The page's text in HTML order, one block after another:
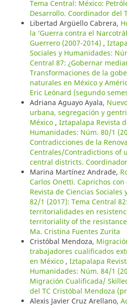
Tema Central: México:
Desarrollo. Coordinador del
Libertad Argüello Cabrera,
la ‘Guerra contra el
Guerrero (2007-2014) ,
Sociales y Humanidades:
Central 87: ¿Gobernar
Transformaciones de la
naturales en México y
Eric Leónard (segundo
Adriana Aguayo Ayala,
urbana, segregación y
México , Iztapalapa Revista
Humanidades: Núm. 80/1
Contradicciones de la
Centrales/Contradictions of
central districts.
Marina Martínez Andrade,
Carlos Onetti. Caprichos con
Revista de Ciencias
82/1 (2017): Tema Central
territorialidades en
territoriality of the
Ma. Cristina Fuentes Zurita
Cristóbal Mendoza,
trabajadores cualificados
en México , Iztapalapa
Humanidades: Núm. 84/1
Migración Cualificada/
del TC Cristóbal Mendoza
Alexis Javier Cruz Arellano,